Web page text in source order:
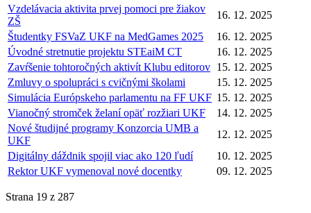
Vzdelávacia aktivita prvej pomoci pre žiakov
ZŠ
16. 12. 2025
Študentky FSVaZ UKF na MedGames 2025
16. 12. 2025
Úvodné stretnutie projektu STEaiM CT
16. 12. 2025
Zavŕšenie tohtoročných aktivít Klubu editorov 15. 12. 2025
Zmluvy o spolupráci s cvičnými školami
15. 12. 2025
Simulácia Európskeho parlamentu na FF UKF 15. 12. 2025
Vianočný stromček želaní opäť rozžiari UKF
14. 12. 2025
Nové študijné programy Konzorcia UMB a
UKF
12. 12. 2025
Digitálny dáždnik spojil viac ako 120 ľudí
10. 12. 2025
Rektor UKF vymenoval nové docentky
09. 12. 2025
Strana 19 z 287